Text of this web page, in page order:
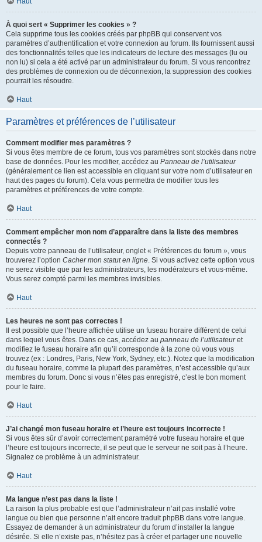
À quoi sert « Supprimer les cookies » ?
Cela supprime tous les cookies créés par phpBB qui conservent vos
paramètres d’authentification et votre connexion au forum. Ils fournissent aussi
des fonctionnalités telles que les indicateurs de lecture des messages (lu ou
non lu) si cela a été activé par un administrateur du forum. Si vous rencontrez
des problèmes de connexion ou de déconnexion, la suppression des cookies
pourrait les résoudre.
Haut
Paramètres et préférences de l’utilisateur
Comment modifier mes paramètres ?
Si vous êtes membre de ce forum, tous vos paramètres sont stockés dans notre
base de données. Pour les modifier, accédez au Panneau de l’utilisateur
(généralement ce lien est accessible en cliquant sur votre nom d’utilisateur en
haut des pages du forum). Cela vous permettra de modifier tous les
paramètres et préférences de votre compte.
Haut
Comment empêcher mon nom d’apparaître dans la liste des membres
connectés ?
Depuis votre panneau de l’utilisateur, onglet « Préférences du forum », vous
trouverez l’option Cacher mon statut en ligne. Si vous activez cette option vous
ne serez visible que par les administrateurs, les modérateurs et vous-même.
Vous serez compté parmi les membres invisibles.
Haut
Les heures ne sont pas correctes !
Il est possible que l’heure affichée utilise un fuseau horaire différent de celui
dans lequel vous êtes. Dans ce cas, accédez au panneau de l’utilisateuret
modifiez le fuseau horaire afin qu’il corresponde à la zone où vous vous
trouvez (ex : Londres, Paris, New York, Sydney, etc.). Notez que la modification
du fuseau horaire, comme la plupart des paramètres, n’est accessible qu’aux
membres du forum. Donc si vous n’êtes pas enregistré, c’est le bon moment
pour le faire.
Haut
J’ai changé mon fuseau horaire et l’heure est toujours incorrecte !
Si vous êtes sûr d’avoir correctement paramétré votre fuseau horaire et que
l’heure est toujours incorrecte, il se peut que le serveur ne soit pas à l’heure.
Signalez ce problème à un administrateur.
Haut
Ma langue n’est pas dans la liste !
La raison la plus probable est que l’administrateur n’ait pas installé votre
langue ou bien que personne n’ait encore traduit phpBB dans votre langue.
Essayez de demander à un administrateur du forum d’installer la langue
désirée. Si elle n’existe pas, n’hésitez pas à créer et partager une nouvelle